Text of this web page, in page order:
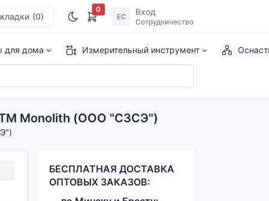
(0)
0
ЕС Вход
Сотрудничество
для дома Измерительный инструмент
TM Monolith (ООО "СЗСЭ")
БЕСПЛАТНАЯ ДОСТАВКА
ОПТОВЫХ ЗАКАЗОВ: